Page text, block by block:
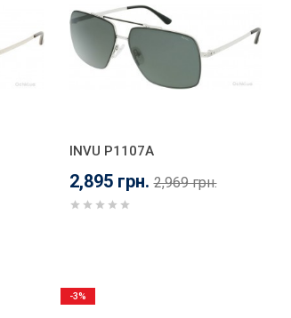
INVU P1107A
2,895 грн. 2,969 грн.
-3%